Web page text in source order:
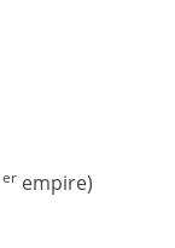
er empire)